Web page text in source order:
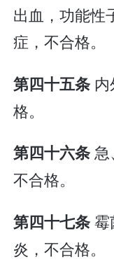
出血，功能性
症，不合格。
第四十五条
格。
第四十六条急
不合格。
第四十七条霉
炎，不合格。